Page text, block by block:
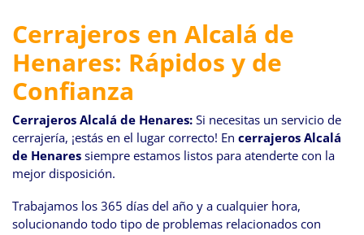
navegación
Cerrajeros en Alcalá de
Henares: Rápidos y de
Confianza
Cerrajeros Alcalá de Henares: Si necesitas un servicio de
cerrajería, ¡estás en el lugar correcto! En cerrajeros Alcalá
de Henares siempre estamos listos para atenderte con la
mejor disposición.
Trabajamos los 365 días del año y a cualquier hora,
solucionando todo tipo de problemas relacionados con